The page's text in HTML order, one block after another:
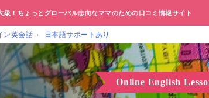
級！ちょっとグローバル志向なママのための口コミ情報サイト
ン英会話 日本語サポートあり
Online English